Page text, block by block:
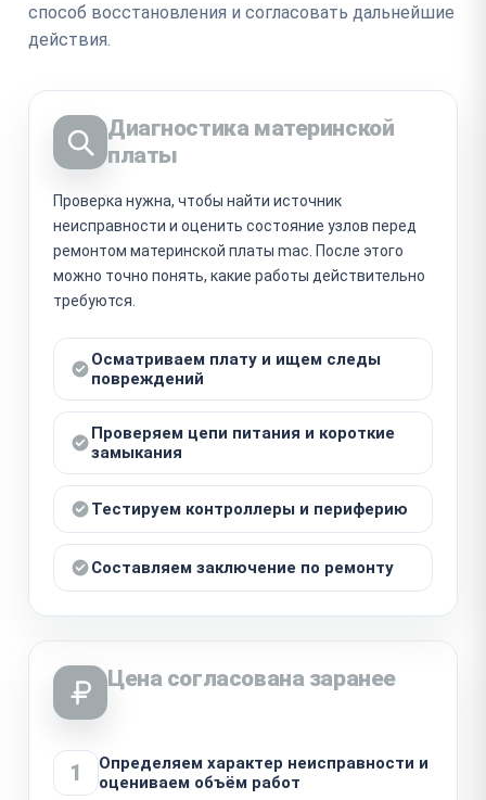
способ восстановления и согласовать дальнейшие
действия.
Диагностика материнской
платы
Проверка нужна, чтобы найти источник
неисправности и оценить состояние узлов перед
ремонтом материнской платы mac. После этого
можно точно понять, какие работы действительно
требуются.
Осматриваем плату и ищем следы
повреждений
Проверяем цепи питания и короткие
замыкания
Тестируем контроллеры и периферию
Составляем заключение по ремонту
Цена согласована заранее
1
Определяем характер неисправности и
оцениваем объём работ